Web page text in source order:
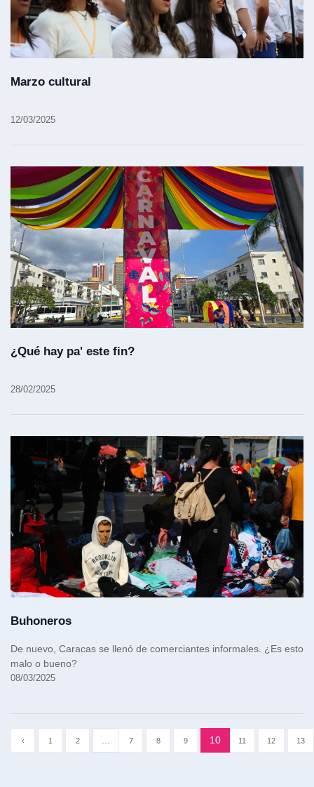
Marzo cultural
12/03/2025
¿Qué hay pa' este fin?
28/02/2025
Buhoneros
De nuevo, Caracas se llenó de comerciantes informales. ¿Es esto
malo o bueno?
08/03/2025
‹ 1 2 7 8 9 10 11 12 13